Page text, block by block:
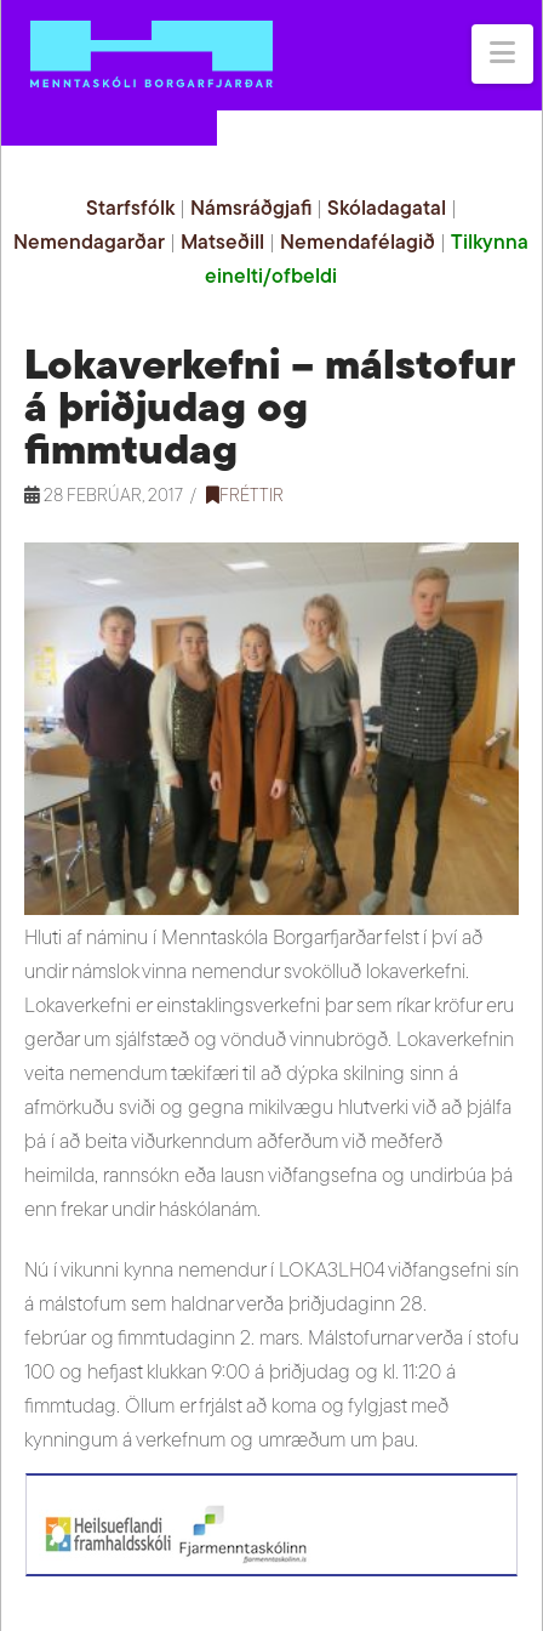
Starfsfólk| Námsráðgjafi| Skóladagatal
Nemendagarðar
Matseðill Nemendafélagið |Tilkynna
einelti/ofbeldi
Lokaverkefni – málstofur
á þriðjudag og
fimmtudag
28 FEBRÚAR, 2017 FRÉTTIR
Hluti af náminu í Menntaskóla Borgarfjarðar felst í því að
undir námslok vinna nemendur svokölluð lokaverkefni.
Lokaverkefni er einstaklingsverkefni þar sem ríkar kröfur eru
gerðar um sjálfstæð og vönduð vinnubrögð. Lokaverkefnin
veita nemendum tækifæri til að dýpka skilning sinn á
afmörkuðu sviði og gegna mikilvægu hlutverki við að þjálfa
þá í að beita viðurkenndum aðferðum við meðferð
heimilda, rannsókn eða lausn viðfangsefna og undirbúa þá
enn frekar undir háskólanám.
Nú í vikunni kynna nemendur í LOKA3LH04 viðfangsefni sín
á málstofum sem haldnar verða þriðjudaginn 28.
febrúar og fimmtudaginn 2. mars. Málstofurnar verða í stofu
100 og hefjast klukkan 9:00 á þriðjudag og kl. 11:20 á
fimmtudag. Öllum er frjálst að koma og fylgjast með
kynningum á verkefnum og umræðum um þau.